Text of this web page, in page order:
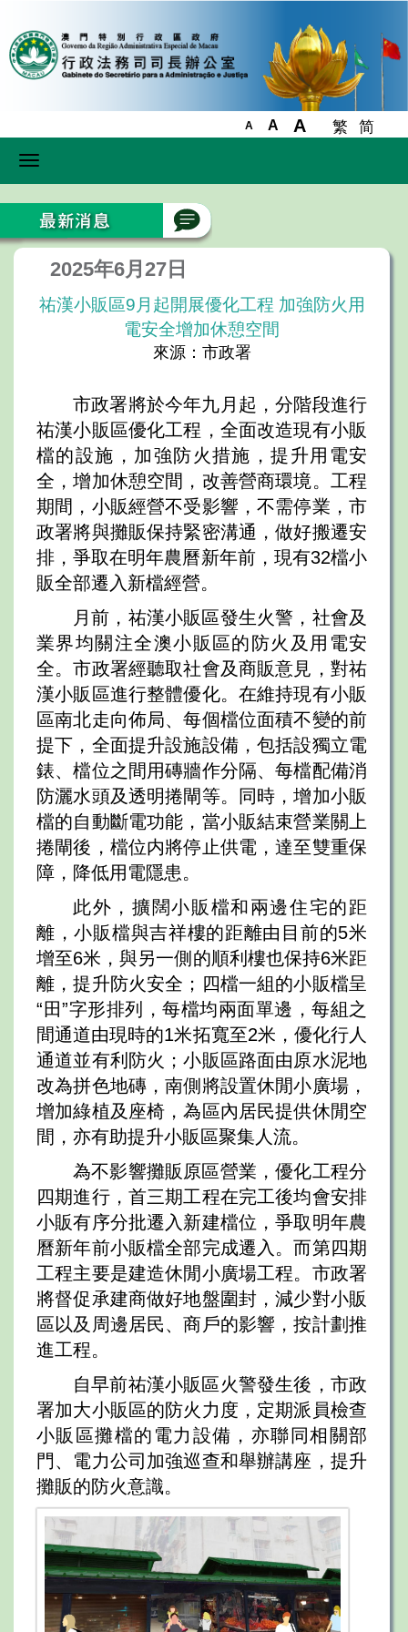
A A A 繁 简
Toggle
2025年6月27日
祐漢小販區9月起開展優化工程 加強防火用
電安全增加休憩空間
來源：市政署
市政署將於今年九月起，分階段進行
祐漢小販區優化工程，全面改造現有小販
檔的設施，加強防火措施，提升用電安
全，增加休憩空間，改善營商環境。工程
期間，小販經營不受影響，不需停業，市
政署將與攤販保持緊密溝通，做好搬遷安
排，爭取在明年農曆新年前，現有32檔小
販全部遷入新檔經營。
月前，祐漢小販區發生火警，社會及
業界均關注全澳小販區的防火及用電安
全。市政署經聽取社會及商販意見，對祐
漢小販區進行整體優化。在維持現有小販
區南北走向佈局、每個檔位面積不變的前
提下，全面提升設施設備，包括設獨立電
錶、檔位之間用磚牆作分隔、每檔配備消
防灑水頭及透明捲閘等。同時，增加小販
檔的自動斷電功能，當小販結束營業關上
捲閘後，檔位内將停止供電，達至雙重保
障，降低用電隱患。
此外，擴闊小販檔和兩邊住宅的距
離，小販檔與吉祥樓的距離由目前的5米
增至6米，與另一側的順利樓也保持6米距
離，提升防火安全；四檔一組的小販檔呈
“田”字形排列，每檔均兩面單邊，每組之
間通道由現時的1米拓寬至2米，優化行人
通道並有利防火；小販區路面由原水泥地
改為拼色地磚，南側將設置休閒小廣場，
增加綠植及座椅，為區內居民提供休閒空
間，亦有助提升小販區聚集人流。
為不影響攤販原區營業，優化工程分
四期進行，首三期工程在完工後均會安排
小販有序分批遷入新建檔位，爭取明年農
曆新年前小販檔全部完成遷入。而第四期
工程主要是建造休閒小廣場工程。市政署
將督促承建商做好地盤圍封，減少對小販
區以及周邊居民、商戶的影響，按計劃推
進工程。
自早前祐漢小販區火警發生後，市政
署加大小販區的防火力度，定期派員檢查
小販區攤檔的電力設備，亦聯同相關部
門、電力公司加強巡查和舉辦講座，提升
攤販的防火意識。